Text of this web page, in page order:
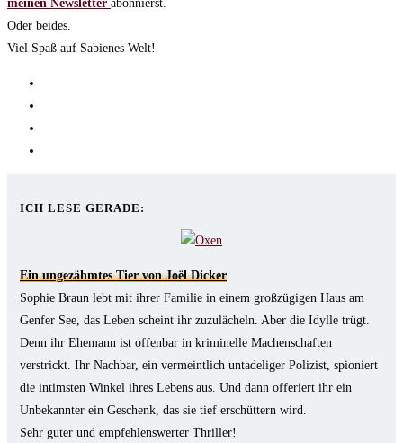
meinen Newsletter abonnierst.
Oder beides.
Viel Spaß auf Sabienes Welt!
ICH LESE GERADE:
Ein ungezähmtes Tier von Joël Dicker
Sophie Braun lebt mit ihrer Familie in einem großzügigen Haus am
Genfer See, das Leben scheint ihr zuzulächeln. Aber die Idylle trügt.
Denn ihr Ehemann ist offenbar in kriminelle Machenschaften
verstrickt. Ihr Nachbar, ein vermeintlich untadeliger Polizist, spioniert
die intimsten Winkel ihres Lebens aus. Und dann offeriert ihr ein
Unbekannter ein Geschenk, das sie tief erschüttern wird.
Sehr guter und empfehlenswerter Thriller!